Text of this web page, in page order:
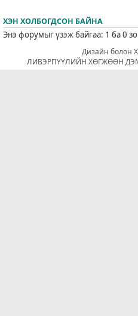
ХЭН ХОЛБОГДСОН БАЙНА
Энэ форумыг үзэж байгаа: 1 ба 0
Дизайн болон
ЛИВЭРПҮҮЛИЙН ХӨГЖӨӨН